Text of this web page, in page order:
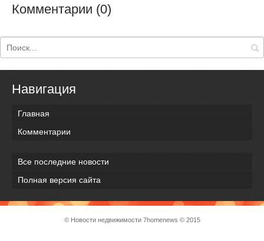
Комментарии (0)
Навигация
Главная
Комментарии
Все последние новости
Полная версия сайта
© Новости недвижимости 7homenews © 2015